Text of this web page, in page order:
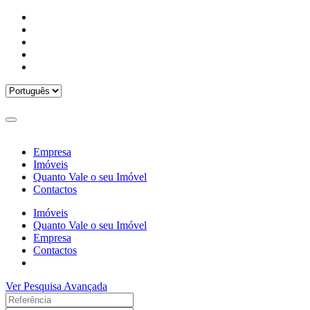
Empresa
Imóveis
Quanto Vale o seu Imóvel
Contactos
Imóveis
Quanto Vale o seu Imóvel
Empresa
Contactos
Ver Pesquisa Avançada